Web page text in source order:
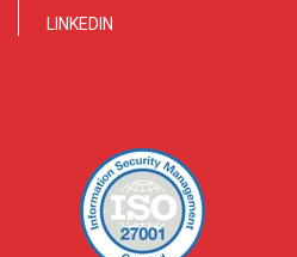
LINKEDIN